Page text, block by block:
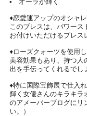
♦恋愛運アップのオシャ
このブレスは、パワース
お付けいただけるブレス
♦ローズクォーツを使用
美容効果もあり、持つ人
出を手伝ってくれるでし
♦特に国際宝飾展で仕入
輝く女優さんのキラキラ
のアメーバーブログにリ
い。）